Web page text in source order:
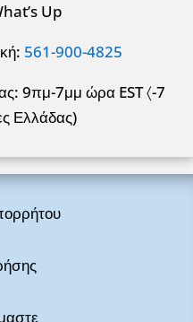
Up
561-900-4825
9πμ-7μμ ώρα EST 〈-7
Ελλάδας)